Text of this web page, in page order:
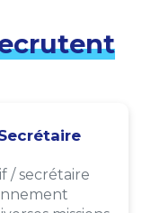
/ secrétaire